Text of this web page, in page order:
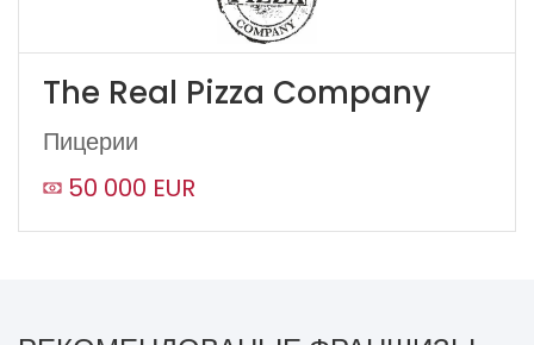
The Real Pizza Company
Пицерии
50 000 EUR